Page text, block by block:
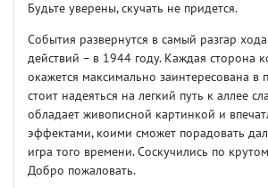
Будьте уверены, скучать не придется.
События развернутся в самый разгар
действий – в 1944 году. Каждая сторона
окажется максимально заинтересована в
стоит надеяться на легкий путь к аллее
обладает живописной картинкой и
эффектами, коими сможет порадовать
игра того времени. Соскучились по
Добро пожаловать.